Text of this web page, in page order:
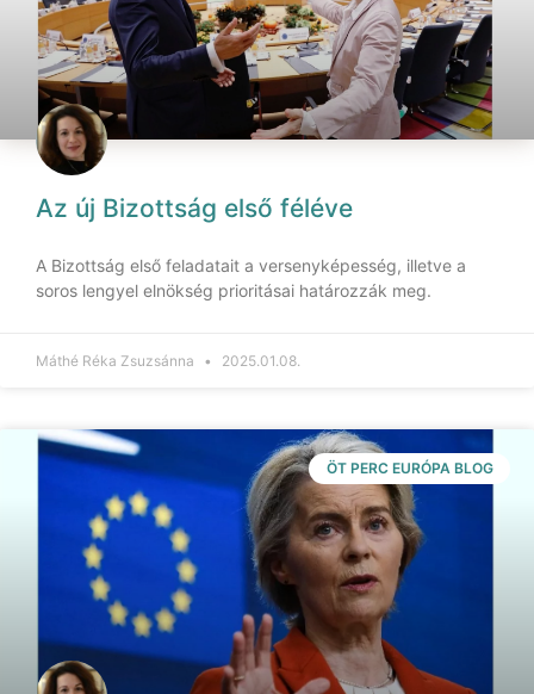
Az új Bizottság első féléve
A Bizottság első feladatait a versenyképesség, illetve a
soros lengyel elnökség prioritásai határozzák meg.
Máthé Réka Zsuzsánna 2025.01.08.
ÖT PERC EURÓPA BLOG